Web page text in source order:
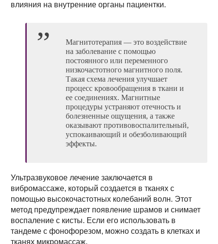
влияния на внутренние органы пациентки.
Магнитотерапия — это воздействие
на заболевание с помощью
постоянного или переменного
низкочастотного магнитного поля.
Такая схема лечения улучшает
процесс кровообращения в ткани и
ее соединениях. Магнитные
процедуры устраняют отечность и
болезненные ощущения, а также
оказывают противовоспалительный,
успокаивающий и обезболивающий
эффекты.
Ультразвуковое лечение заключается в
вибромассаже, который создается в тканях с
помощью высокочастотных колебаний волн. Этот
метод предупреждает появление шрамов и снимает
воспаление с кисты. Если его использовать в
тандеме с фонофорезом, можно создать в клетках и
тканях микромассаж.